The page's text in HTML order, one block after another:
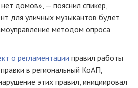
домов», — пояснил спикер,
для уличных музыкантов будет
методом опроса
о регламентации правил работы
в региональный КоАП,
этих правил, инициировал